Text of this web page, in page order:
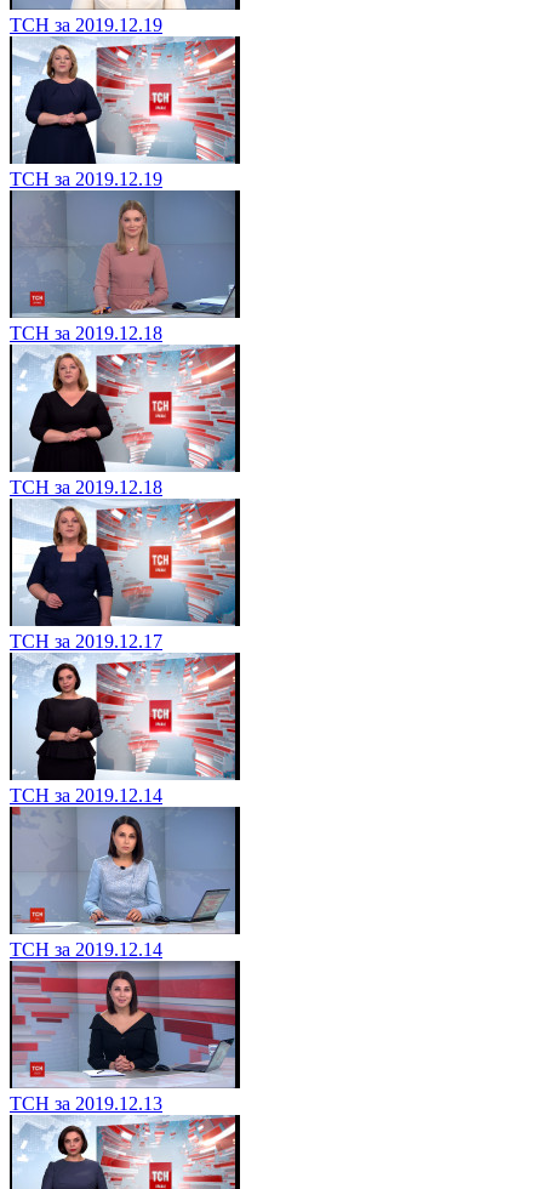
ТСН за 2019.12.19
ТСН за 2019.12.19
ТСН за 2019.12.18
ТСН за 2019.12.18
ТСН за 2019.12.17
ТСН за 2019.12.14
ТСН за 2019.12.14
ТСН за 2019.12.13